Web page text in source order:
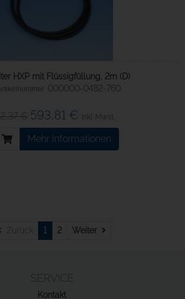
HXP mit Flüssigfüllung, 2m (D)
000000-0482-760
€ 593,81 € inkl. Mwst.
Mehr Informationen
Zurück 1 2 Weiter
SERVICE
Kontakt